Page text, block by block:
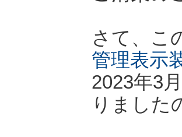
さて、こ
管理表示
2023年3
りました